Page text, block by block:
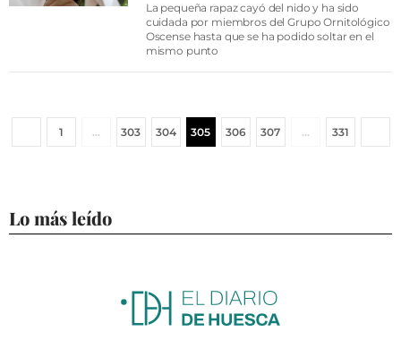
La pequeña rapaz cayó del nido y ha sido
cuidada por miembros del Grupo Ornitológico
Oscense hasta que se ha podido soltar en el
mismo punto
1 … 303 304 305 306 307 … 331
Lo más leído